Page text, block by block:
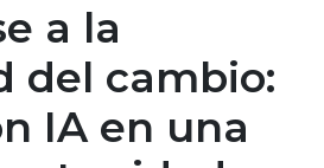
a la
del cambio:
IA en una